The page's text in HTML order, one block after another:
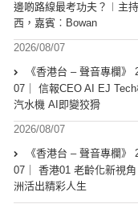
邊啲路線最考功夫？︱主
西，嘉賓︰Bowan
2026/08/07
《香港台 – 聲音專欄》
07｜ 信報CEO AI EJ
汽水機 AI即變狡猾
2026/08/07
《香港台 – 聲音專欄》
07｜ 香港01 老齡化新視
洲活出精彩人生